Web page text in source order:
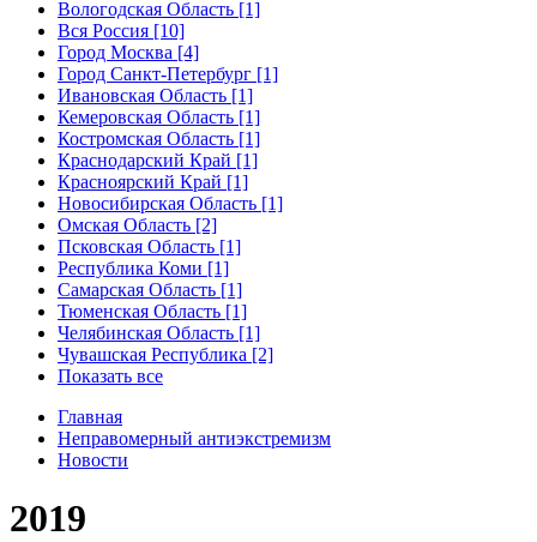
Вологодская Область [1]
Вся Россия [10]
Город Москва [4]
Город Санкт-Петербург [1]
Ивановская Область [1]
Кемеровская Область [1]
Костромская Область [1]
Краснодарский Край [1]
Красноярский Край [1]
Новосибирская Область [1]
Омская Область [2]
Псковская Область [1]
Республика Коми [1]
Самарская Область [1]
Тюменская Область [1]
Челябинская Область [1]
Чувашская Республика [2]
Показать все
Главная
Неправомерный антиэкстремизм
Новости
2019